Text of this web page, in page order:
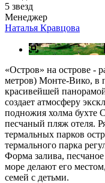
5 звезд
Менеджер
Наталья Кравцова
«Остров» на острове -
метров) Монте-Вико, в
красивейшей
создает атмосферу
подножия холма бухте
песчаный пляж отеля.
термальных парков
термального парка
Форма залива,
море делают его
семей с детьми.